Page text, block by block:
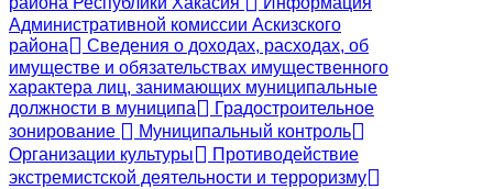
Административной комиссии Аскизского
района
Сведения о доходах, расходах, об
имуществе и обязательствах имущественного
характера лиц, занимающих муниципальные
должности в муниципа
Градостроительное
зонирование
Муниципальный контроль
Организации культуры
Противодействие
экстремистской деятельности и терроризму